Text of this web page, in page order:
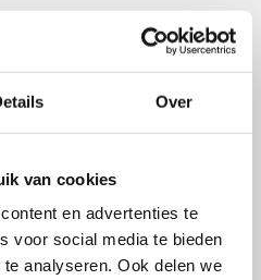
Over
van cookies
en advertenties te
voor social media te bieden
analyseren. Ook delen we